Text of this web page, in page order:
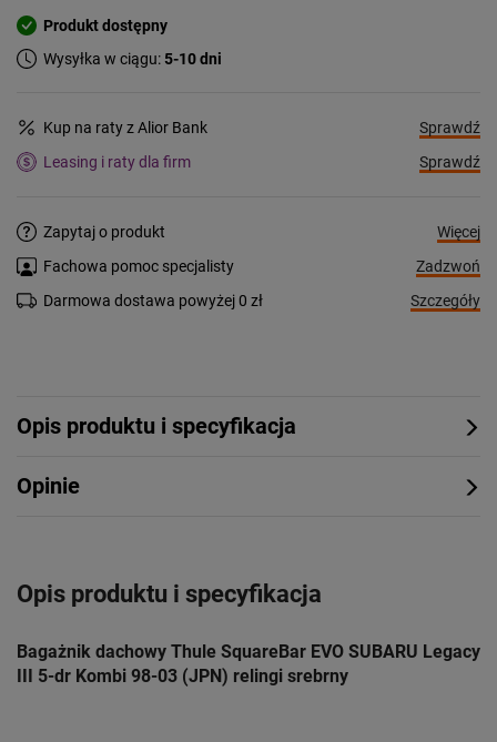
Produkt dostępny
Wysyłka w ciągu:5-10 dni
Kup na raty z Alior Bank
Sprawdź
Leasing i raty dla firm
Sprawdź
Zapytaj o produkt
Więcej
Fachowa pomoc specjalisty
Zadzwoń
Darmowa dostawa powyżej 0 zł
Szczegóły
Opis produktu i specyfikacja
Opinie
Opis produktu i specyfikacja
Bagażnik dachowy Thule SquareBar EVO SUBARU Legacy
III 5-dr Kombi 98-03 (JPN) relingi srebrny